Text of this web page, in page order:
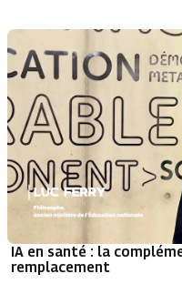
IA en santé : la
remplacement